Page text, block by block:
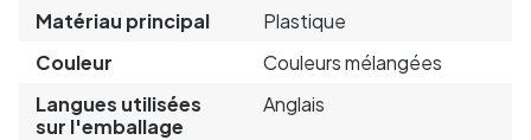
Matériau principal
Plastique
Couleur
Couleurs mélangées
Langues utilisées
sur l'emballage
Anglais